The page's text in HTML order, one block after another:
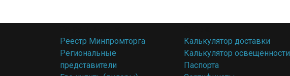
Реестр Минпромторга
Региональные
представители
Калькулятор доставки
Калькулятор освещённости
Паспорта